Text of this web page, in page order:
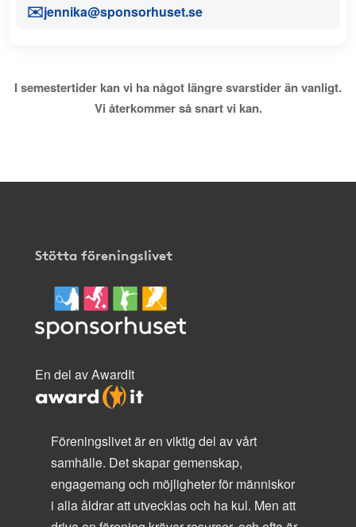
✉️jennika@sponsorhuset.se
I semestertider kan vi ha något längre svarstider än vanligt.
Vi återkommer så snart vi kan.
Stötta föreningslivet
En del av AwardIt
Föreningslivet är en viktig del av vårt
samhälle. Det skapar gemenskap,
engagemang och möjligheter för människor
i alla åldrar att utvecklas och ha kul. Men att